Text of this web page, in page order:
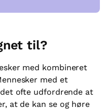
til?
med kombineret
med et
ofte udfordrende at
at de kan se og høre